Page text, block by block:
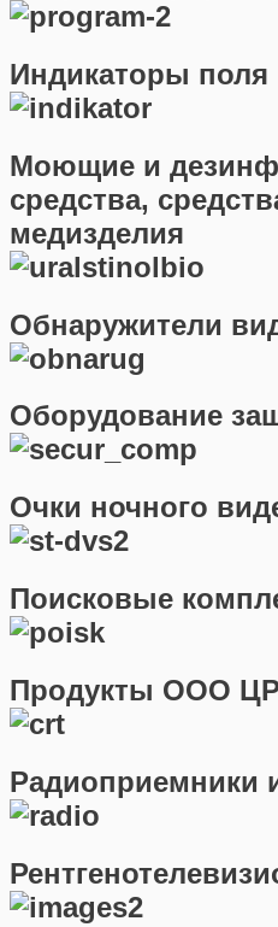
Индикаторы поля
Моющие и
средства,
медизделия
Обнаружители
Оборудование
Очки ночного
Поисковые
Продукты ООО
Радиоприемники